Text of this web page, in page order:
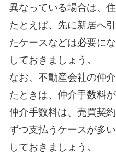
異なっている場合は、
たとえば、先に新居へ
たケースなどは必要に
しておきましょう。
なお、不動産会社の仲
たときは、仲介手数料が
仲介手数料は、売買契
ずつ支払うケースが多
しておきましょう。